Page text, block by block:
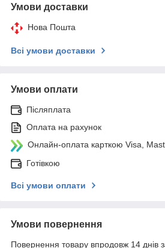
Умови доставки
Нова Пошта
Всі умови доставки
Умови оплати
Післяплата
Оплата на рахунок
Онлайн-оплата карткою Visa,
Готівкою
Всі умови оплати
Умови повернення
Повернення товару впродовж 14 днів